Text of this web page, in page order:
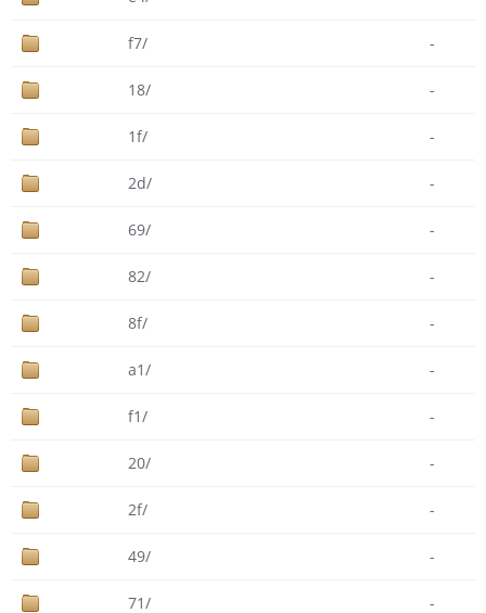
f7/ -
18/ -
1f/ -
2d/ -
69/ -
82/ -
8f/ -
a1/ -
f1/ -
20/ -
2f/ -
49/ -
71/ -